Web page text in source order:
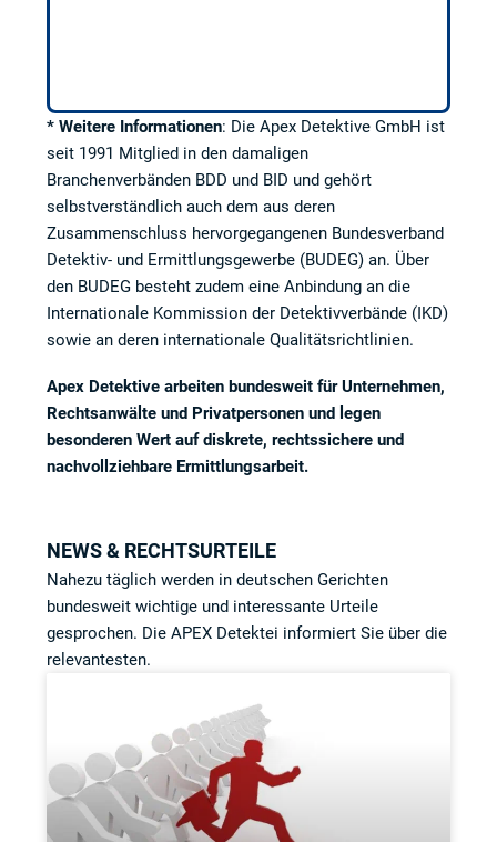
* Weitere Informationen: Die Apex Detektive GmbH ist
seit 1991 Mitglied in den damaligen
Branchenverbänden BDD und BID und gehört
selbstverständlich auch dem aus deren
Zusammenschluss hervorgegangenen Bundesverband
Detektiv- und Ermittlungsgewerbe (BUDEG) an. Über
den BUDEG besteht zudem eine Anbindung an die
Internationale Kommission der Detektivverbände (IKD)
sowie an deren internationale Qualitätsrichtlinien.
Apex Detektive arbeiten bundesweit für Unternehmen,
Rechtsanwälte und Privatpersonen und legen
besonderen Wert auf diskrete, rechtssichere und
nachvollziehbare Ermittlungsarbeit.
NEWS & RECHTSURTEILE
Nahezu täglich werden in deutschen Gerichten
bundesweit wichtige und interessante Urteile
gesprochen. Die APEX Detektei informiert Sie über die
relevantesten.